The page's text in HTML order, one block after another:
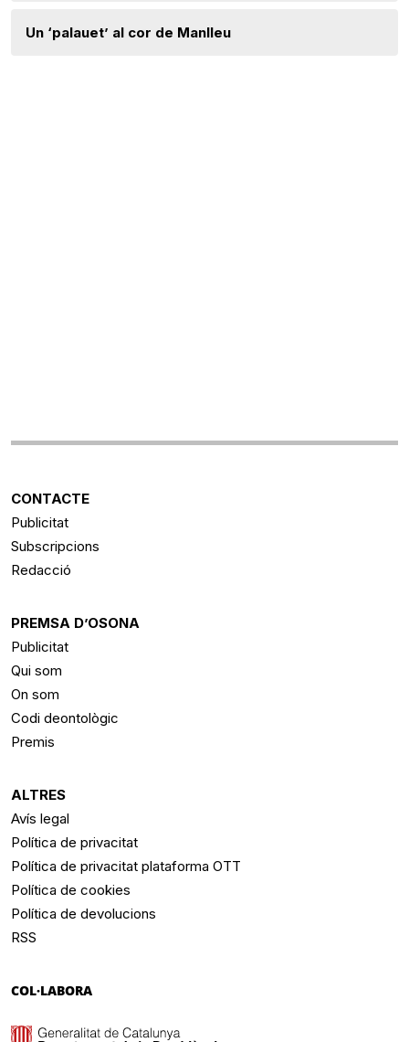
Un ‘palauet’ al cor de Manlleu
CONTACTE
Publicitat
Subscripcions
Redacció
PREMSA D’OSONA
Publicitat
Qui som
On som
Codi deontològic
Premis
ALTRES
Avís legal
Política de privacitat
Política de privacitat plataforma OTT
Política de cookies
Política de devolucions
RSS
COL·LABORA